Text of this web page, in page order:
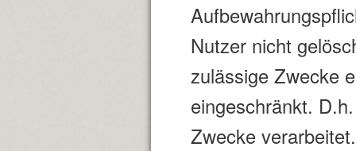
Nutzer nicht
zulässige Zwecke
eingeschränkt.
Zwecke